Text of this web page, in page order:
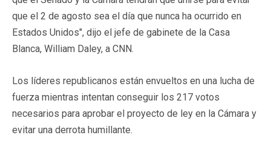
que el 2 de agosto sea el día que nunca ha ocurrido en
Estados Unidos", dijo el jefe de gabinete de la Casa
Blanca, William Daley, a CNN.
Los líderes republicanos están envueltos en una lucha de
fuerza mientras intentan conseguir los 217 votos
necesarios para aprobar el proyecto de ley en la Cámara y
evitar una derrota humillante.